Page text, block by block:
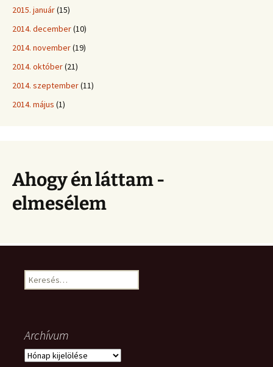
2015. január(15)
2014. december(10)
2014. november(19)
2014. október(21)
2014. szeptember(11)
2014. május (1)
Ahogy én láttam -
elmesélem
Keresés:
Archívum
Archívum